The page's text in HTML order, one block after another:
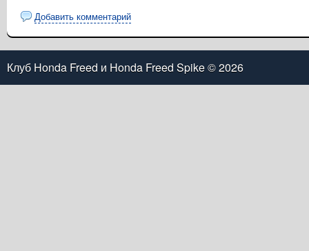
Добавить комментарий
Клуб Honda Freed и Honda Freed Spike© 2026